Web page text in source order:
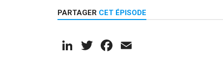
PARTAGER CET ÉPISODE
LinkedIn
TwitterFacebook